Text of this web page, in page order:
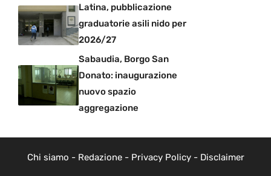
Latina, pubblicazione
graduatorie asili nido per
2026/27
Sabaudia, Borgo San
Donato: inaugurazione
nuovo spazio
aggregazione
Chi siamo - Redazione- Privacy Policy- Disclaimer